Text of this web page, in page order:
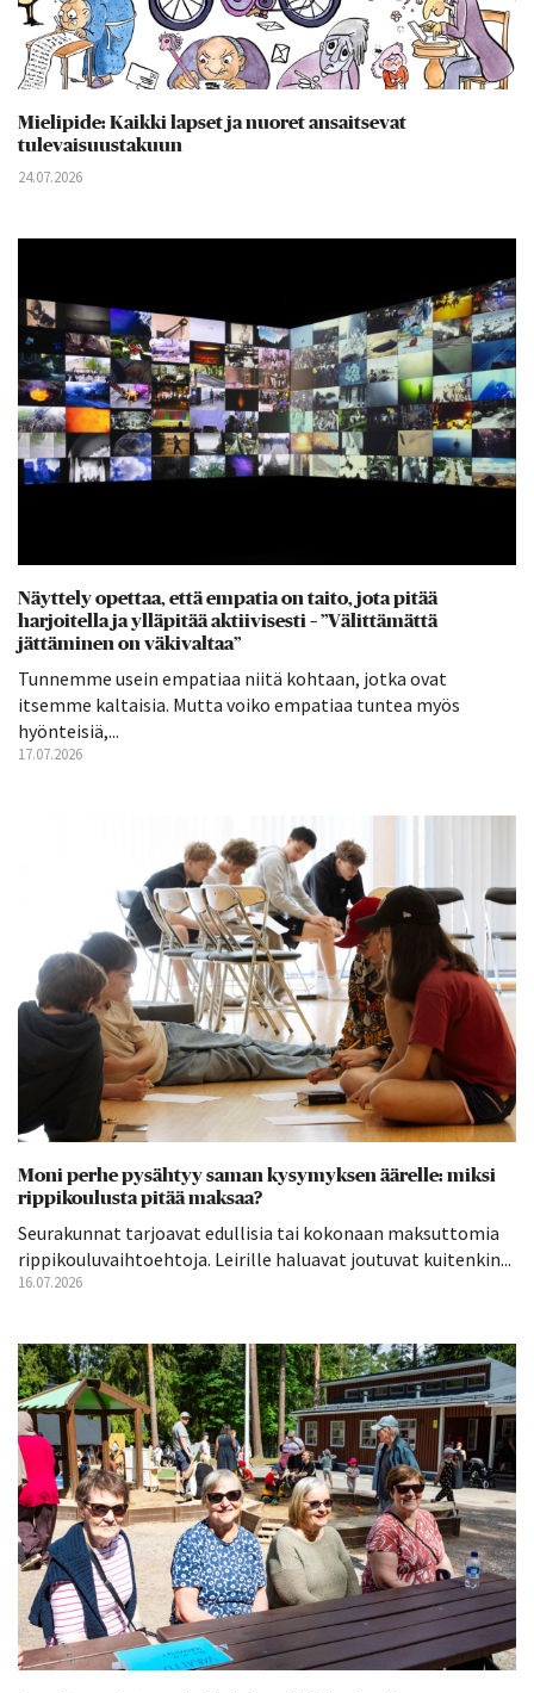
Mielipide: Kaikki lapset ja nuoret ansaitsevat
tulevaisuustakuun
24.07.2026
Näyttely opettaa, että empatia on taito, jota pitää
harjoitella ja ylläpitää aktiivisesti – ”Välittämättä
jättäminen on väkivaltaa”
Tunnemme usein empatiaa niitä kohtaan, jotka ovat
itsemme kaltaisia. Mutta voiko empatiaa tuntea myös
hyönteisiä,...
17.07.2026
Moni perhe pysähtyy saman kysymyksen äärelle: miksi
rippikoulusta pitää maksaa?
Seurakunnat tarjoavat edullisia tai kokonaan maksuttomia
rippikouluvaihtoehtoja. Leirille haluavat joutuvat kuitenkin...
16.07.2026